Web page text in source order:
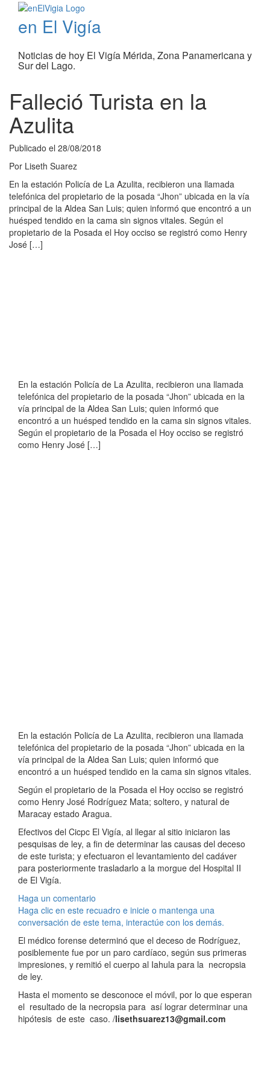
en El Vigía
Noticias de hoy El Vigía Mérida, Zona Panamericana y
Sur del Lago.
Falleció Turista en la
Azulita
Publicado el 28/08/2018
Por Liseth Suarez
En la estación Policía de La Azulita, recibieron una llamada
telefónica del propietario de la posada “Jhon” ubicada en la vía
principal de la Aldea San Luis; quien informó que encontró a un
huésped tendido en la cama sin signos vitales. Según el
propietario de la Posada el Hoy occiso se registró como Henry
José […]
En la estación Policía de La Azulita, recibieron una llamada
telefónica del propietario de la posada “Jhon” ubicada en la
vía principal de la Aldea San Luis; quien informó que
encontró a un huésped tendido en la cama sin signos vitales.
Según el propietario de la Posada el Hoy occiso se registró
como Henry José […]
En la estación Policía de La Azulita, recibieron una llamada
telefónica del propietario de la posada “Jhon” ubicada en la
vía principal de la Aldea San Luis; quien informó que
encontró a un huésped tendido en la cama sin signos vitales.
Según el propietario de la Posada el Hoy occiso se registró
como Henry José Rodríguez Mata; soltero, y natural de
Maracay estado Aragua.
Efectivos del Cicpc El Vigía, al llegar al sitio iniciaron las
pesquisas de ley, a fin de determinar las causas del deceso
de este turista; y efectuaron el levantamiento del cadáver
para posteriormente trasladarlo a la morgue del Hospital II
de El Vigía.
Haga un comentario
Haga clic en este recuadro e inicie o mantenga una
conversación de este tema, interactúe con los demás.
El médico forense determinó que el deceso de Rodríguez,
posiblemente fue por un paro cardíaco, según sus primeras
impresiones, y remitió el cuerpo al Iahula para la necropsia
de ley.
Hasta el momento se desconoce el móvil, por lo que esperan
el resultado de la necropsia para así lograr determinar una
hipótesis de este caso. /lisethsuarez13@gmail.com